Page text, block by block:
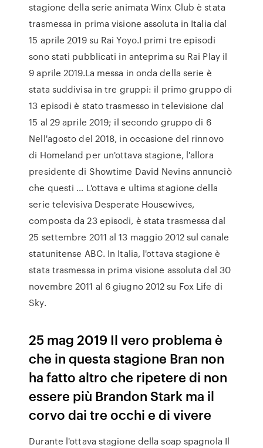
stagione della serie animata Winx Club è stata
trasmessa in prima visione assoluta in Italia dal
15 aprile 2019 su Rai Yoyo.I primi tre episodi
sono stati pubblicati in anteprima su Rai Play il
9 aprile 2019.La messa in onda della serie è
stata suddivisa in tre gruppi: il primo gruppo di
13 episodi è stato trasmesso in televisione dal
15 al 29 aprile 2019; il secondo gruppo di 6
Nell'agosto del 2018, in occasione del rinnovo
di Homeland per un'ottava stagione, l'allora
presidente di Showtime David Nevins annunciò
che questi … L'ottava e ultima stagione della
serie televisiva Desperate Housewives,
composta da 23 episodi, è stata trasmessa dal
25 settembre 2011 al 13 maggio 2012 sul canale
statunitense ABC. In Italia, l'ottava stagione è
stata trasmessa in prima visione assoluta dal 30
novembre 2011 al 6 giugno 2012 su Fox Life di
Sky.
25 mag 2019 Il vero problema è
che in questa stagione Bran non
ha fatto altro che ripetere di non
essere più Brandon Stark ma il
corvo dai tre occhi e di vivere
Durante l'ottava stagione della soap spagnola Il